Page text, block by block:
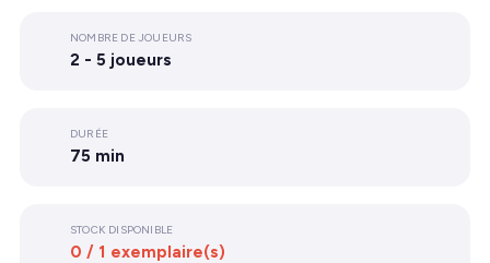
NOMBRE DE JOUEURS
2 - 5 joueurs
DURÉE
75 min
STOCK DISPONIBLE
0 / 1 exemplaire(s)